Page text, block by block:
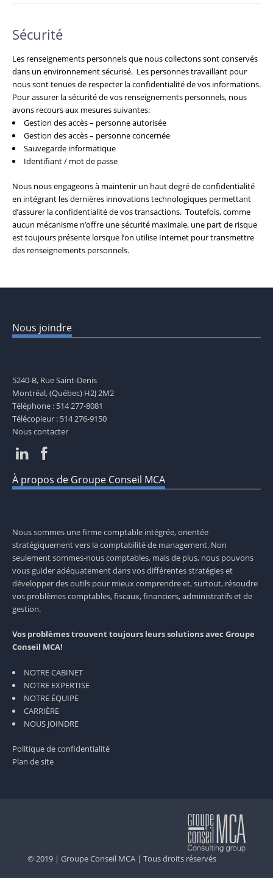
Sécurité
Les renseignements personnels que nous collectons sont conservés
dans un environnement sécurisé. Les personnes travaillant pour
nous sont tenues de respecter la confidentialité de vos informations.
Pour assurer la sécurité de vos renseignements personnels, nous
avons recours aux mesures suivantes:
Gestion des accès – personne autorisée
Gestion des accès – personne concernée
Sauvegarde informatique
Identifiant / mot de passe
Nous nous engageons à maintenir un haut degré de confidentialité
en intégrant les dernières innovations technologiques permettant
d’assurer la confidentialité de vos transactions. Toutefois, comme
aucun mécanisme n’offre une sécurité maximale, une part de risque
est toujours présente lorsque l’on utilise Internet pour transmettre
des renseignements personnels.
Nous joindre
5240-B, Rue Saint-Denis
Montréal, (Québec) H2J 2M2
Téléphone : 514 277-8081
Télécopieur : 514 276-9150
Nous contacter
À propos de Groupe Conseil MCA
Nous sommes une firme comptable intégrée, orientée
stratégiquement vers la comptabilité de management. Non
seulement sommes-nous comptables, mais de plus, nous pouvons
vous guider adéquatement dans vos différentes stratégies et
développer des outils pour mieux comprendre et, surtout, résoudre
vos problèmes comptables, fiscaux, financiers, administratifs et de
gestion.
Vos problèmes trouvent toujours leurs solutions avec Groupe
Conseil MCA!
NOTRE CABINET
NOTRE EXPERTISE
NOTRE ÉQUIPE
CARRIÈRE
NOUS JOINDRE
Politique de confidentialité
Plan de site
© 2019 | Groupe Conseil MCA | Tous droits réservés